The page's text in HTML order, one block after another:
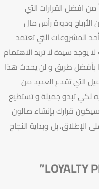
من افضل القرارات التي
ودورة رأس مال
المشروعات التي تعتمد
سيدة لا تريد الاهتمام
بأفضل طريق و لن يحدث هذا
التي تقدم العديد من
لكي تبدو جميلة و تستطيع
سيكون قرارك بإنشاء صالون
الإطلاق، بل وبداية النجاح